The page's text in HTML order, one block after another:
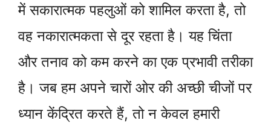
में सकारात्मक पहलुओं को शामिल करता है, तो
वह नकारात्मकता से दूर रहता है। यह चिंता
और तनाव को कम करने का एक प्रभावी तरीका
है। जब हम अपने चारों ओर की अच्छी चीजों पर
ध्यान केंद्रित करते हैं, तो न केवल हमारी